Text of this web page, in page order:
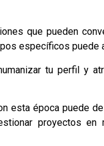
que pueden
específicos puede
tu perfil y
esta época puede
proyectos